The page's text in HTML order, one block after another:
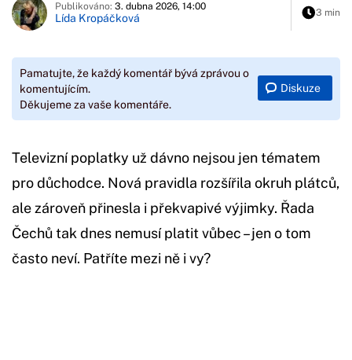
Publikováno: 3. dubna 2026, 14:00
Lída Kropáčková 3 min
Pamatujte, že každý komentář bývá zprávou o
komentujícím.
Děkujeme za vaše komentáře.
Diskuze
Televizní poplatky už dávno nejsou jen tématem
pro důchodce. Nová pravidla rozšířila okruh plátců,
ale zároveň přinesla i překvapivé výjimky. Řada
Čechů tak dnes nemusí platit vůbec – jen o tom
často neví. Patříte mezi ně i vy?